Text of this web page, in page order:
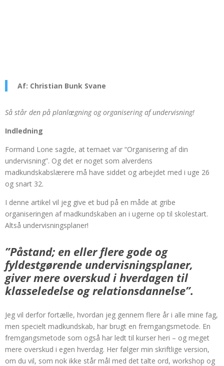
Af: Christian Bunk Svane
Så står den på planlægning og organisering af undervisning!
Indledning
Formand Lone sagde, at temaet var “Organisering af din
undervisning”. Og det er noget som alverdens
madkundskabslærere må have siddet og arbejdet med i uge 26
og snart 32.
I denne artikel vil jeg give et bud på en måde at gribe
organiseringen af madkundskaben an i ugerne op til skolestart.
Altså undervisningsplaner!
”Påstand; en eller flere gode og
fyldestgørende undervisningsplaner,
giver mere overskud i hverdagen til
klasseledelse ogrelationsdannelse”.
Jeg vil derfor fortælle, hvordan jeg gennem flere år i alle mine fag,
men specielt madkundskab, har brugt en fremgangsmetode. En
fremgangsmetode som også har ledt til kurser heri – og meget
mere overskud i egen hverdag. Her følger min skriftlige version,
om du vil, som nok ikke står mål med det talte ord, workshop og